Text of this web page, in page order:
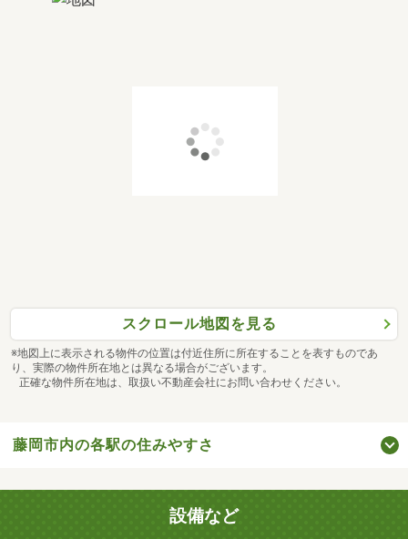
スクロール地図を見る
※地図上に表示される物件の位置は付近住所に所在することを表すものであ
り、実際の物件所在地とは異なる場合がございます。
正確な物件所在地は、取扱い不動産会社にお問い合わせください。
藤岡市内の各駅の住みやすさ
設備など